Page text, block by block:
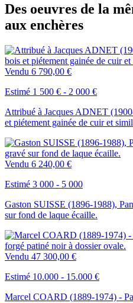
Des oeuvres de la
aux enchères
Vendu 6 790,00 €
Estimé 1 500 € - 2 000 €
Attribué à Jacques ADNET
et piétement gainée de cuir et
Vendu 6 240,00 €
Estimé 3 000 - 5 000
Gaston SUISSE (1896-1988),
sur fond de laque écaille.
Vendu 47 300,00 €
Estimé 10.000 - 15.000 €
Marcel COARD (1889-1974) -